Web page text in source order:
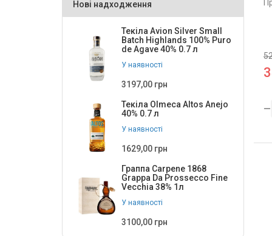
Olmeca
Padre Azul
PATRON
Rooster
Se Busca
Sombrero Negro
Ла Каса Дієго енд Марія
Локіта Енсамбль
Нові надходження
Текіла Avion Silver Small
Batch Highlands 100% Puro
de Agave 40% 0.7 л
У наявності
3197,00 грн
Текіла Olmeca Altos Anejo
40% 0.7 л
У наявності
1629,00 грн
Граппа Carpene 1868
Grappa Da Prossecco Fine
Vecchia 38% 1л
У наявності
3100,00 грн